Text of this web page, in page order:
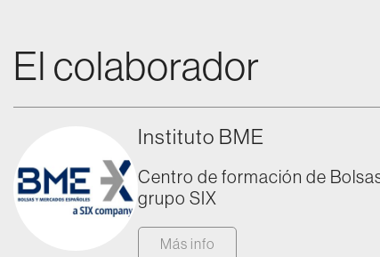
El colaborador
Instituto BME
Centro de formación de
grupo SIX
Más info